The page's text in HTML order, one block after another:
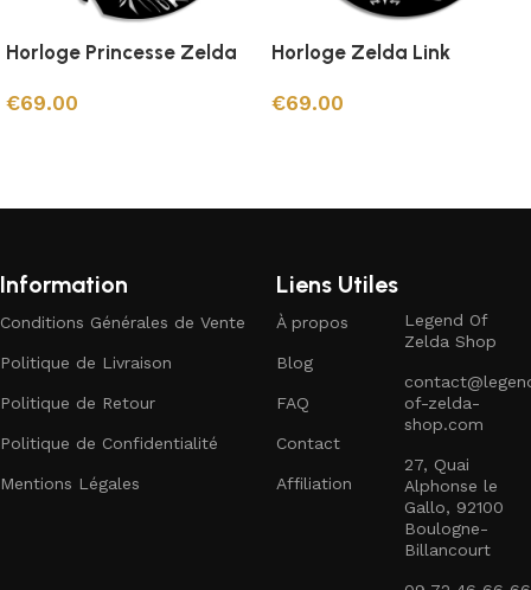
Horloge Princesse Zelda
€69.00
Horloge Zelda Link
€69.00
Information
Conditions Générales de Vente
Politique de Livraison
Politique de Retour
Politique de Confidentialité
Mentions Légales
Liens Utiles
À propos
Blog
FAQ
Contact
Affiliation
Legend Of
Zelda Shop
of-zelda-
shop.com
27, Quai
Alphonse le
Gallo, 92100
Boulogne-
Billancourt